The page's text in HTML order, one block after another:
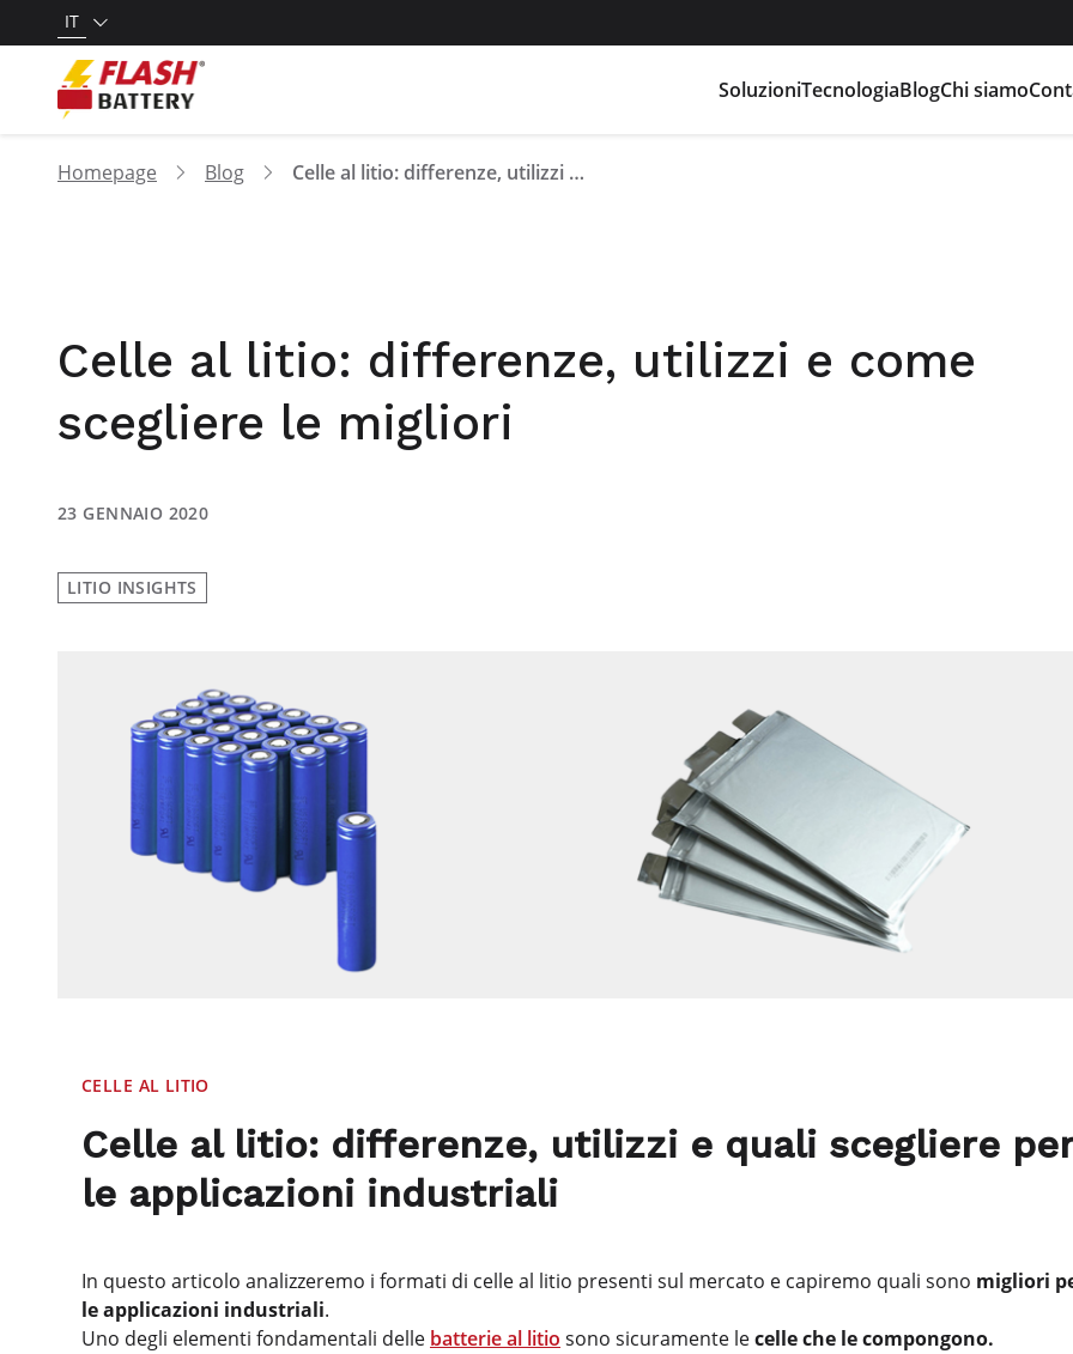
IT
SoluzioniTecnologiaBlogChi siamo
Homepage Blog Celle al litio: differenze, utilizzi e come scegliere le migliori
Celle al litio: differenze, utilizzi e come
scegliere le migliori
23 GENNAIO 2020
LITIO INSIGHTS
CELLE AL LITIO
Celle al litio: differenze, utilizzi e quali scegliere per
le applicazioni industriali
In questo articolo analizzeremo i formati di celle al litio presenti sul mercato e capiremo quali sono migliori
le applicazioni industriali.
Uno degli elementi fondamentali delle batterie al litio sono sicuramente lecelle che le compongono.